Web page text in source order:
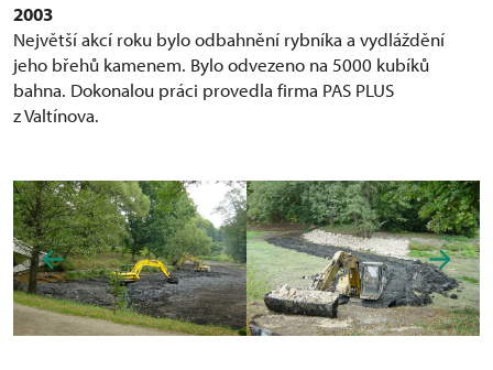
2003
Největší akcí roku bylo odbahnění rybníka a vydláždění
jeho břehů kamenem. Bylo odvezeno na 5000 kubíků
bahna. Dokonalou práci provedla firma PAS PLUS
z Valtínova.